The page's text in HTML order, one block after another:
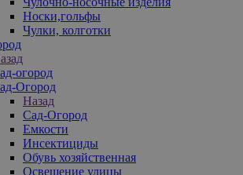
Носки,гольфы
Чулки, колготки
огород
Огород
Назад
Сад-Огород
Емкости
Инсектициды
Обувь хозяйственная
Освещение улицы